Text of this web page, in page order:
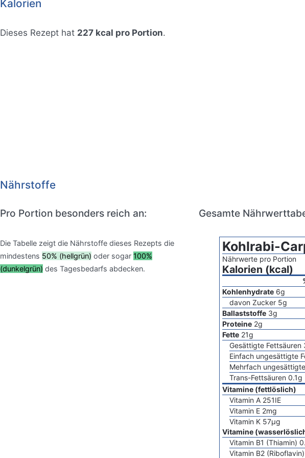
Kalorien
Dieses Rezept hat 227 kcal pro Portion.
Nährstoffe
Pro Portion besonders reich an:
Die Tabelle zeigt die Nährstoffe dieses Rezepts die
mindestens 50% (hellgrün) oder sogar 100%
(dunkelgrün) des Tagesbedarfs abdecken.
Gesamte
Kohlrabi-
Nährwerte pro Portion
Kalorien (kcal)
Kohlenhydrate 6g
davon Zucker 5g
Ballaststoffe 3g
Proteine 2g
Fette 21g
Gesättigte Fettsäuren
Einfach ungesättigte
Mehrfach
Trans-Fettsäuren 0.1g
Vitamine (fettlöslich)
Vitamin A 251IE
Vitamin E 2mg
Vitamin K 57µg
Vitamine
Vitamin B1 (Thiamin)
Vitamin B2 (Riboflavin)